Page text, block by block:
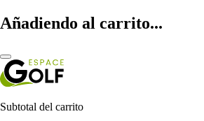
Añadiendo al carrito...
Subtotal del carrito